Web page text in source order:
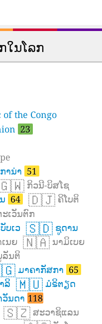
ໃນໂລກ
the Congo
23
ການ່າ 51
ກິວນີ-ບິສໂຊ
64 🇩🇯 ຄິໂບຕິ
ເວັນຕົກ
ບເວ 🇸🇩 ຊູດານ
ນຍ 🇳🇦 ນາມິເບຍ
ລັນຕິ
ມາຄາກັສກາ 65
ລິ 🇲🇺 ມໍຣິຕຽດ
ວັນດາ 118
🇸🇿 ສະວາຊິແລນ